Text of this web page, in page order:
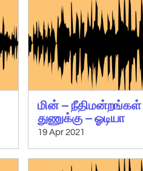
மின் –
துணுக்கு – ஓடியா
19 Apr 2021